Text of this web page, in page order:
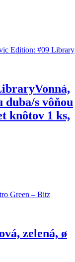
Vonná,
duba/s vôňou
knôtov 1 ks,
zelená, ø